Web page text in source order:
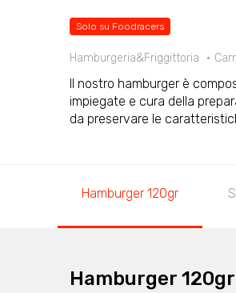
Solo su Foodracers
Hamburgeria&Friggittoria
Il nostro hamburger è
impiegate e cura della
da preservare le
Hamburger 120gr
Hamburger 120gr